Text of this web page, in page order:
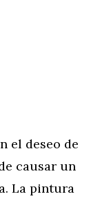
el deseo de
causar un
La pintura